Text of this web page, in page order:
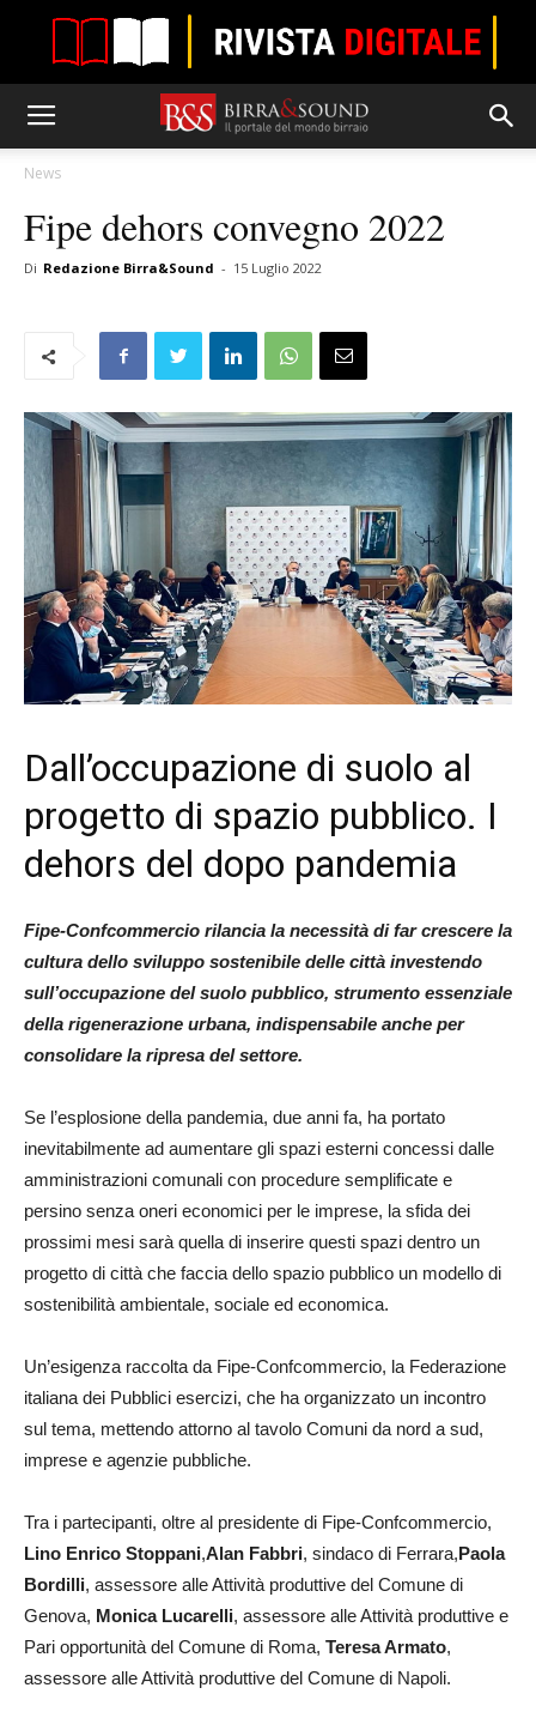
News
Fipe dehors convegno 2022
Di Redazione Birra&Sound - 15 Luglio 2022
Dall’occupazione di suolo al
progetto di spazio pubblico. I
dehors del dopo pandemia
Fipe-Confcommercio rilancia la necessità di far crescere la
cultura dello sviluppo sostenibile delle città investendo
sull’occupazione del suolo pubblico, strumento essenziale
della rigenerazione urbana, indispensabile anche per
consolidare la ripresa del settore.
Se l’esplosione della pandemia, due anni fa, ha portato
inevitabilmente ad aumentare gli spazi esterni concessi dalle
amministrazioni comunali con procedure semplificate e
persino senza oneri economici per le imprese, la sfida dei
prossimi mesi sarà quella di inserire questi spazi dentro un
progetto di città che faccia dello spazio pubblico un modello di
sostenibilità ambientale, sociale ed economica.
Un’esigenza raccolta da Fipe-Confcommercio, la Federazione
italiana dei Pubblici esercizi, che ha organizzato un incontro
sul tema, mettendo attorno al tavolo Comuni da nord a sud,
imprese e agenzie pubbliche.
Tra i partecipanti, oltre al presidente di Fipe-Confcommercio,
Lino Enrico Stoppani,Alan Fabbri, sindaco di Ferrara,Paola
Bordilli, assessore alle Attività produttive del Comune di
Genova, Monica Lucarelli, assessore alle Attività produttive e
Pari opportunità del Comune di Roma, Teresa Armato,
assessore alle Attività produttive del Comune di Napoli.